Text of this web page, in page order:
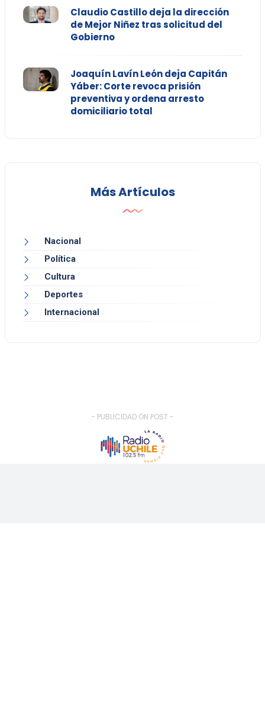
Claudio Castillo deja la dirección
de Mejor Niñez tras solicitud del
Gobierno
Joaquín Lavín León deja Capitán
Yáber: Corte revoca prisión
preventiva y ordena arresto
domiciliario total
Más Artículos
Nacional
Política
Cultura
Deportes
Internacional
- PUBLICIDAD ON POST -